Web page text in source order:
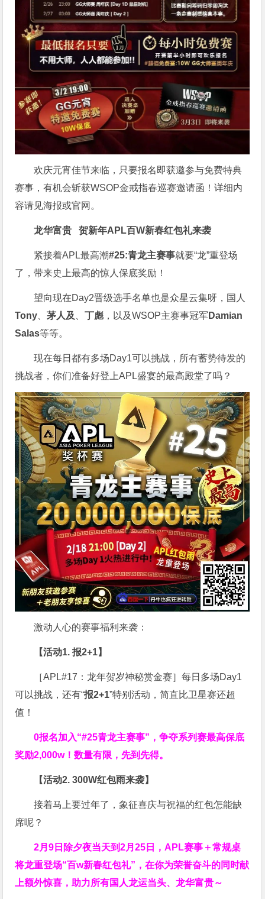
欢庆元宵佳节来临，只要报名即获邀参与免费特典
赛事，有机会斩获WSOP金戒指春巡赛邀请函！详细内
容请见海报或官网。
龙华富贵 贺新年APL百W新春红包礼来袭
紧接着APL最高潮#25:青龙主赛事就要“龙”重登场
了，带来史上最高的惊人保底奖励！
望向现在Day2晋级选手名单也是众星云集呀，国人
Tony 、茅人及 、丁彪 ，以及WSOP主赛事冠军Damian
Salas等等。
现在每日都有多场Day1可以挑战，所有蓄势待发的
挑战者，你们准备好登上APL盛宴的最高殿堂了吗？
激动人心的赛事福利来袭：
【活动1. 报2+1】
［APL#17：龙年贺岁神秘赏金赛］每日多场Day1
可以挑战，还有“报2+1”特别活动，简直比卫星赛还超
值！
0报名加入“#25青龙主赛事”，争夺系列赛最高保底
奖励2,000w！数量有限，先到先得。
【活动2. 300W红包雨来袭】
接着马上要过年了，象征喜庆与祝福的红包怎能缺
席呢？
2月9日除夕夜当天到2月25日，APL赛事＋常规桌
将龙重登场“百w新春红包礼”，在你为荣誉奋斗的同时献
上额外惊喜，助力所有国人龙运当头、龙华富贵～